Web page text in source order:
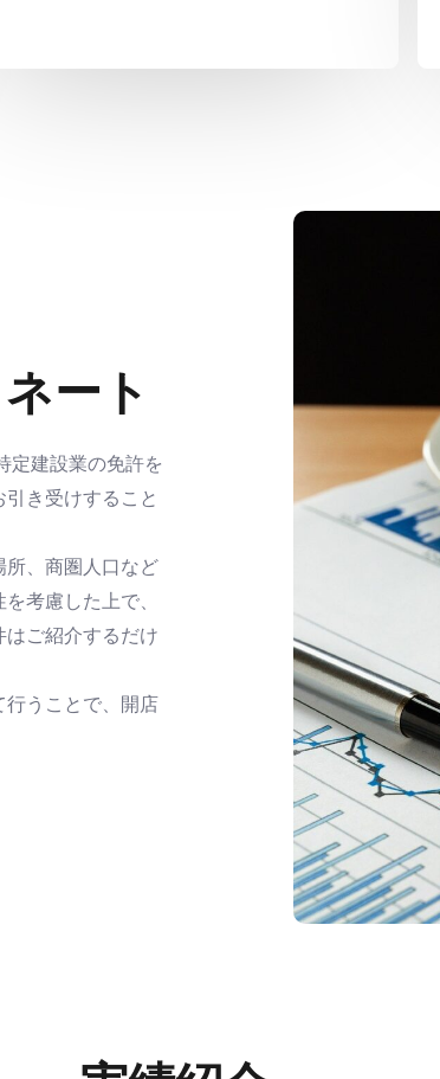
ート
定建設業の免許を
き受けすること
所、商圏人口など
考慮した上で、
はご紹介するだけ
行うことで、開店